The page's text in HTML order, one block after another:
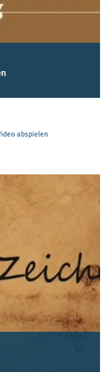
abspielen